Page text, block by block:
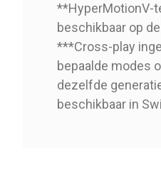
**HyperMotionV-
beschikbaar op
***Cross-play
bepaalde modes
dezelfde
beschikbaar in